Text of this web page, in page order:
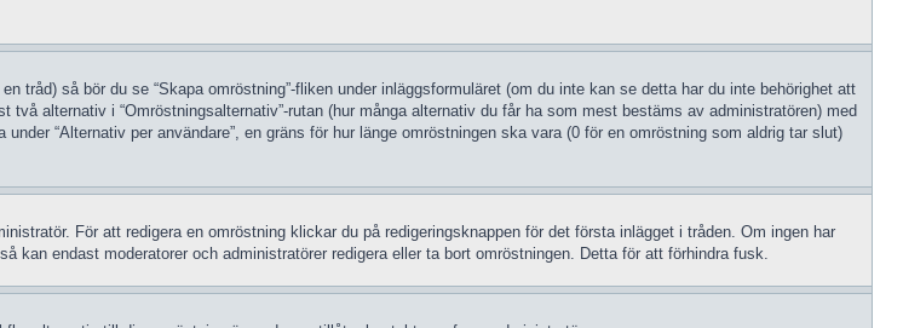
tråd) så bör du se “Skapa omröstning”-fliken under inläggsformuläret (om du inte kan se detta har du inte behörighet att
alternativ i “Omröstningsalternativ”-rutan (hur många alternativ du får ha som mest bestäms av administratören) med
“Alternativ per användare”, en gräns för hur länge omröstningen ska vara (0 för en omröstning som aldrig tar slut)
För att redigera en omröstning klickar du på redigeringsknappen för det första inlägget i tråden. Om ingen har
kan endast moderatorer och administratörer redigera eller ta bort omröstningen. Detta för att förhindra fusk.